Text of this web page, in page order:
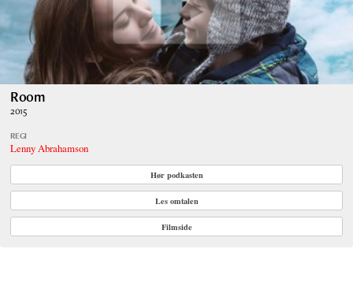
Room
2015
REGI
Lenny Abrahamson
Hør podkasten
Les omtalen
Filmside